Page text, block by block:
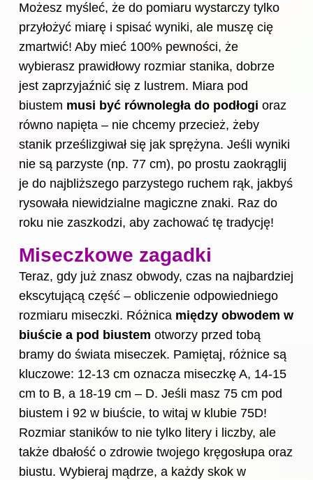
Możesz myśleć, że do pomiaru wystarczy tylko
przyłożyć miarę i spisać wyniki, ale muszę cię
zmartwić! Aby mieć 100% pewności, że
wybierasz prawidłowy rozmiar stanika, dobrze
jest zaprzyjaźnić się z lustrem. Miara pod
biustem musi być równoległa do podłogi oraz
równo napięta – nie chcemy przecież, żeby
stanik prześlizgiwał się jak sprężyna. Jeśli wyniki
nie są parzyste (np. 77 cm), po prostu zaokrąglij
je do najbliższego parzystego ruchem rąk, jakbyś
rysowała niewidzialne magiczne znaki. Raz do
roku nie zaszkodzi, aby zachować tę tradycję!
Miseczkowe zagadki
Teraz, gdy już znasz obwody, czas na najbardziej
ekscytującą część – obliczenie odpowiedniego
rozmiaru miseczki. Różnica między obwodem w
biuście a pod biustem otworzy przed tobą
bramy do świata miseczek. Pamiętaj, różnice są
kluczowe: 12-13 cm oznacza miseczkę A, 14-15
cm to B, a 18-19 cm – D. Jeśli masz 75 cm pod
biustem i 92 w biuście, to witaj w klubie 75D!
Rozmiar staników to nie tylko litery i liczby, ale
także dbałość o zdrowie twojego kręgosłupa oraz
biustu. Wybieraj mądrze, a każdy skok w